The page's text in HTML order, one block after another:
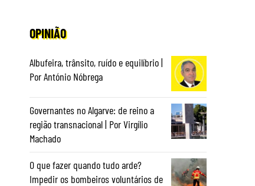
OPINIÃO
Albufeira, trânsito, ruído e equilíbrio |
Por António Nóbrega
Governantes no Algarve: de reino a
região transnacional | Por Virgílio
Machado
O que fazer quando tudo arde?
Impedir os bombeiros voluntários de